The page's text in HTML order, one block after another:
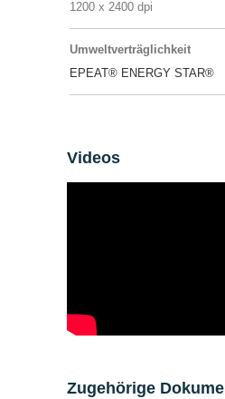
1200 x 2400 dpi
Umweltverträglichkeit
EPEAT® ENERGY STAR®
Videos
Zugehörige